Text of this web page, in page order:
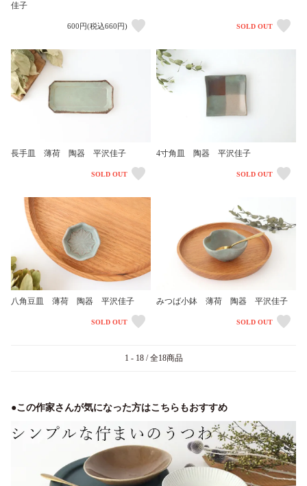
佳子
600円(税込660円) SOLD OUT
長手皿 薄荷 陶器 平沢佳子
SOLD OUT
4寸角皿 陶器 平沢佳子
SOLD OUT
八角豆皿 薄荷 陶器 平沢佳子
SOLD OUT
みつば小鉢 薄荷 陶器 平沢佳子
SOLD OUT
1 - 18 / 全18商品
●この作家さんが気になった方はこちらもおすすめ